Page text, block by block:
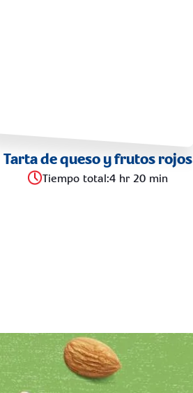
Tarta de queso y frutos rojos
Tiempo total:4 hr 20 min